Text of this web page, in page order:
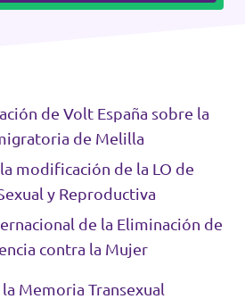
de Volt España sobre la
de Melilla
modificación de la LO de
y Reproductiva
de la Eliminación de
contra la Mujer
Memoria Transexual